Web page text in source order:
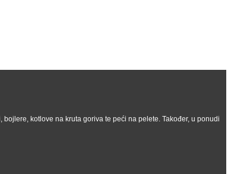
kotlove na kruta goriva te peći na pelete. Također, u ponudi